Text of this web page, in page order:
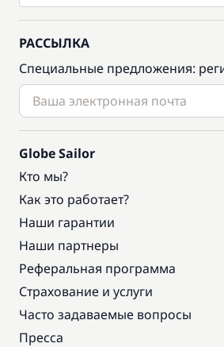
РАССЫЛКА
Специальные предложения:
Globe Sailor
Кто мы?
Как это работает?
Наши гарантии
Наши партнеры
Реферальная программа
Страхование и услуги
Часто задаваемые вопросы
Пресса